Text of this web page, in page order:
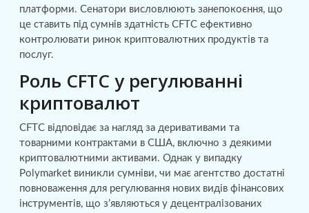
платформи. Сенатори висловлюють занепокоєння, що
це ставить під сумнів здатність CFTC ефективно
контролювати ринок криптовалютних продуктів та
послуг.
Роль CFTC у регулюванні
криптовалют
CFTC відповідає за нагляд за деривативами та
товарними контрактами в США, включно з деякими
криптовалютними активами. Однак у випадку
Polymarket виникли сумніви, чи має агентство достатні
повноваження для регулювання нових видів фінансових
інструментів, що з’являються у децентралізованих